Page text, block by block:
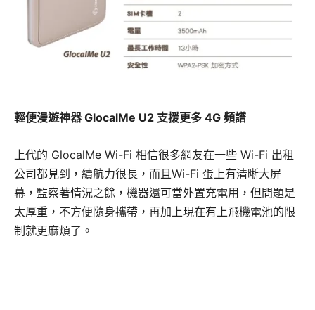
輕便漫遊神器 GlocalMe U2 支援更多 4G 頻譜
上代的 GlocalMe Wi-Fi 相信很多網友在一些 Wi-Fi 出租
公司都見到，續航力很長，而且Wi-Fi 蛋上有清晰大屏
幕，監察著情況之餘，機器還可當外置充電用，但問題是
太厚重，不方便隨身攜帶，再加上現在有上飛機電池的限
制就更麻煩了。